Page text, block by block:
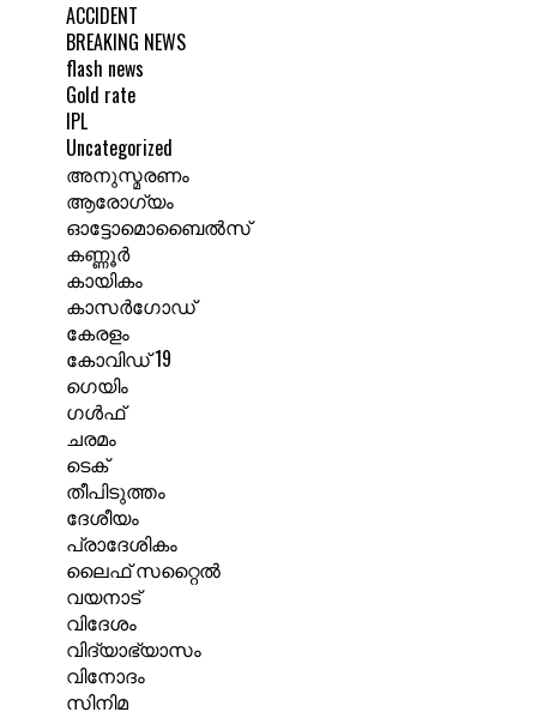
ACCIDENT
BREAKING NEWS
flash news
Gold rate
IPL
Uncategorized
അനുസ്മരണം
ആരോഗ്യം
ഓട്ടോമൊബൈൽസ്
കണ്ണൂർ
കായികം
കാസർഗോഡ്
കേരളം
കോവിഡ് 19
ഗെയിം
ഗൾഫ്
ചരമം
ടെക്
തീപിടുത്തം
ദേശീയം
പ്രാദേശികം
ലൈഫ് സറ്റൈൽ
വയനാട്
വിദേശം
വിദ്യാഭ്യാസം
വിനോദം
സിനിമ